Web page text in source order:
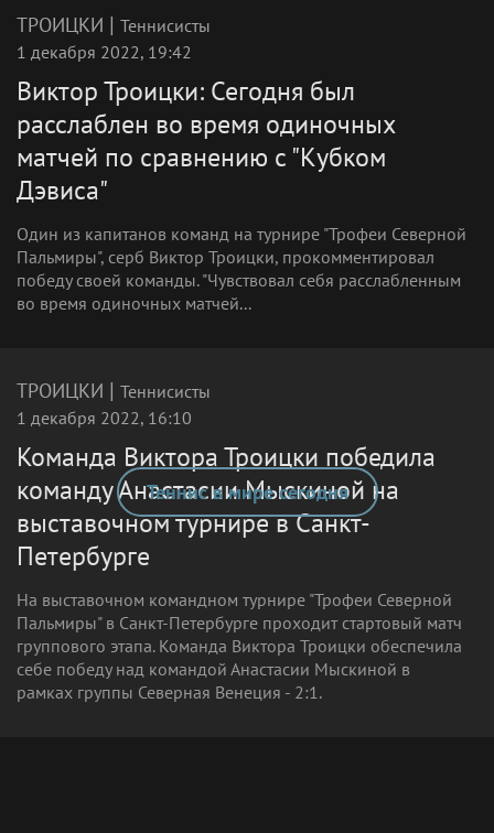
ТРОИЦКИ | Теннисисты
1 декабря 2022, 19:42
Виктор Троицки: Сегодня был
расслаблен во время одиночных
матчей по сравнению с "Кубком
Дэвиса"
Один из капитанов команд на турнире "Трофеи Северной
Пальмиры", серб Виктор Троицки, прокомментировал
победу своей команды. "Чувствовал себя расслабленным
во время одиночных матчей...
ТРОИЦКИ | Теннисисты
1 декабря 2022, 16:10
Команда Виктора Троицки победила
команду Анастасии Мыскиной на
выставочном турнире в Санкт-
Петербурге
На выставочном командном турнире "Трофеи Северной
Пальмиры" в Санкт-Петербурге проходит стартовый матч
группового этапа. Команда Виктора Троицки обеспечила
себе победу над командой Анастасии Мыскиной в
рамках группы Северная Венеция - 2:1.
Теннис в мире сегодня